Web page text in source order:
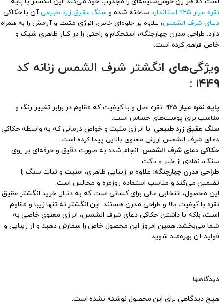
نقره عیار ۹۲۵ استاندارد
ساخته شده و سنگ عقیق زرد طبیعیآن با حکاکی
دعای شرف الشمس، علاوه بر جلوه‌ای خاص، انرژی مثبت و آرامش را به همراه
دارد. طراحی مدرن چهارچنگه، استحکام و راحتی را در کنار ظاهری شیک و
خاص فراهم کرده است.
ویژگی‌های انگشتر شرف الشمس زنانه کد
۱۴۴۹ :
پایه نقره عیار ۹۲۵:
نقره اصل و با کیفیت که مقاوم در برابر تغییر رنگ و
مناسب برای پوست‌های حساس است.
سنگ عقیق زرد طبیعی: با انرژی مثبت و خواص درمانی که به واسطه حکاکی
دعای شرف الشمس ارزش معنوی بالایی پیدا کرده است.
حکاکی دعای شرف الشمس: انجام شده به صورت دقیق و حرفه‌ای بر روی
سنگ، نمادی از خیر و برکت.
طراحی مدرن چهارچنگه: علاوه بر زیبایی ظاهری، امنیت و ثبات سنگ را
تضمین می‌کند و مناسب استفاده روزمره و مجالس است.
این محصول، انتخابی عالی برای کسانی است که به دنبال خرید انگشتر عقیق
نقره با کیفیت بالا و طراحی مدرن هستند. این انگشتر نه تنها زیبا و مقاوم
است، بلکه با داشتن حکاکی دعای شرف الشمس، انرژی معنوی خاصی به
شما می‌بخشد. همین امروز این محصول خاص را سفارش دهید و از زیبایی و
فواید آن بهره‌مند شوید
دیدگاهها
هیچ دیدگاهی برای این محصول نوشته نشده است.